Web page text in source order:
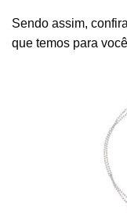
Sendo assim,
que temos para